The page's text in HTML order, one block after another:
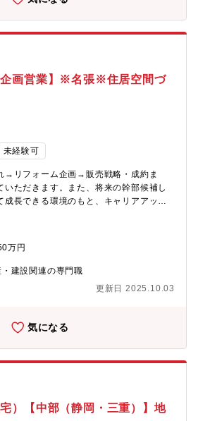
く、変化と成長のスピード感がある中で
方にはお勧めの環境です。★宅建士手当
通勤で営業でも使用するため、ガソリン
ー手当など多数福利厚生あり★結果次第
た方もいらっしゃいます。※充実した研
の方でも安心してご入社いただけます！
のOJT→一連の流れを知った後の座学研
ュアル等、研修が充実。未経験でも知識
企画営業】※名張※住居空間づ
未経験可
→リフォーム企画→販売戦略・成約ま
いただきます。また、将来の幹部候補し
成長できる環境のもと、キャリアアップ
に住んでいただきたいか」お客様像をイ
の仕入れを行います。(2)リフォーム企
めることはなにかを考えながら、リフォ
きます。(3)販売：自ら企画したリフォー
形にし、それを自らお客様に提案して
るやりがいのある業務です。★経営層に
く、変化と成長のスピード感がある中で
方にはお勧めの環境です。★宅建士手当
通勤で営業でも使用するため、ガソリン
ー手当など多数福利厚生あり★結果次第
た方もいらっしゃいます。※充実した研
の方でも安心してご入社いただけます！
のOJT→一連の流れを知った後の座学研
万円
建設関連の専門職
更新日 2025.10.03
気になる
）【中部（静岡・三重）】地